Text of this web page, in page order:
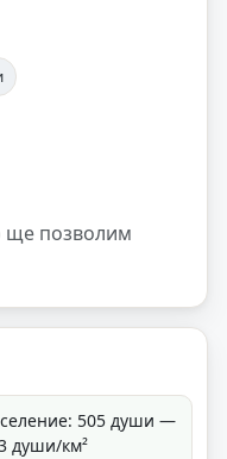
ще позволим
505 души —
души/км²